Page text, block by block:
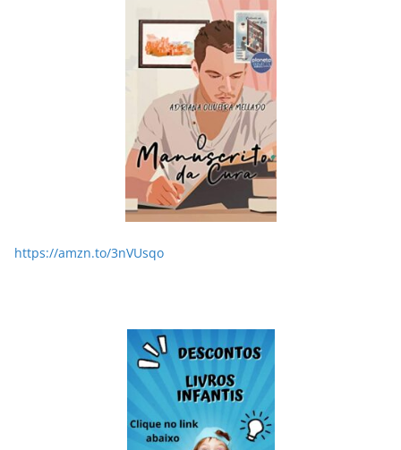
https://amzn.to/3nVUsqo